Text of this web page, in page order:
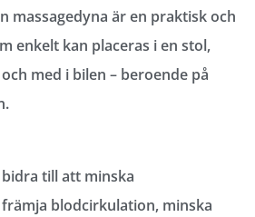
massagedyna är en praktisk och
enkelt kan placeras i en stol,
med i bilen – beroende på
till att minska
blodcirkulation, minska